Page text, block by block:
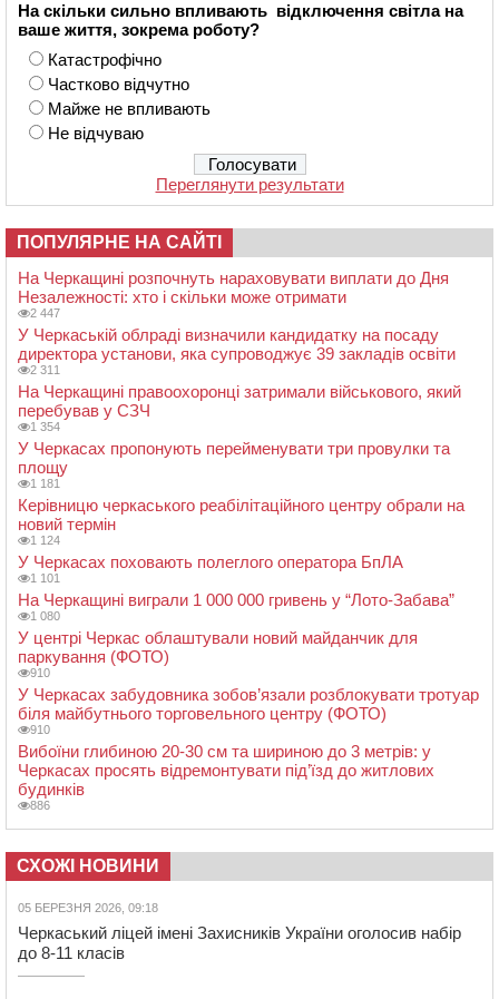
На скільки сильно впливають відключення світла на
ваше життя, зокрема роботу?
Катастрофічно
Частково відчутно
Майже не впливають
Не відчуваю
Переглянути результати
ПОПУЛЯРНЕ НА САЙТІ
На Черкащині розпочнуть нараховувати виплати до Дня
Незалежності: хто і скільки може отримати
2 447
У Черкаській облраді визначили кандидатку на посаду
директора установи, яка супроводжує 39 закладів освіти
2 311
На Черкащині правоохоронці затримали військового, який
перебував у СЗЧ
1 354
У Черкасах пропонують перейменувати три провулки та
площу
1 181
Керівницю черкаського реабілітаційного центру обрали на
новий термін
1 124
У Черкасах поховають полеглого оператора БпЛА
1 101
На Черкащині виграли 1 000 000 гривень у “Лото-Забава”
1 080
У центрі Черкас облаштували новий майданчик для
паркування (ФОТО)
910
У Черкасах забудовника зобов’язали розблокувати тротуар
біля майбутнього торговельного центру (ФОТО)
910
Вибоїни глибиною 20-30 см та шириною до 3 метрів: у
Черкасах просять відремонтувати під’їзд до житлових
будинків
886
СХОЖІ НОВИНИ
05 БЕРЕЗНЯ 2026, 09:18
Черкаський ліцей імені Захисників України оголосив набір
до 8-11 класів